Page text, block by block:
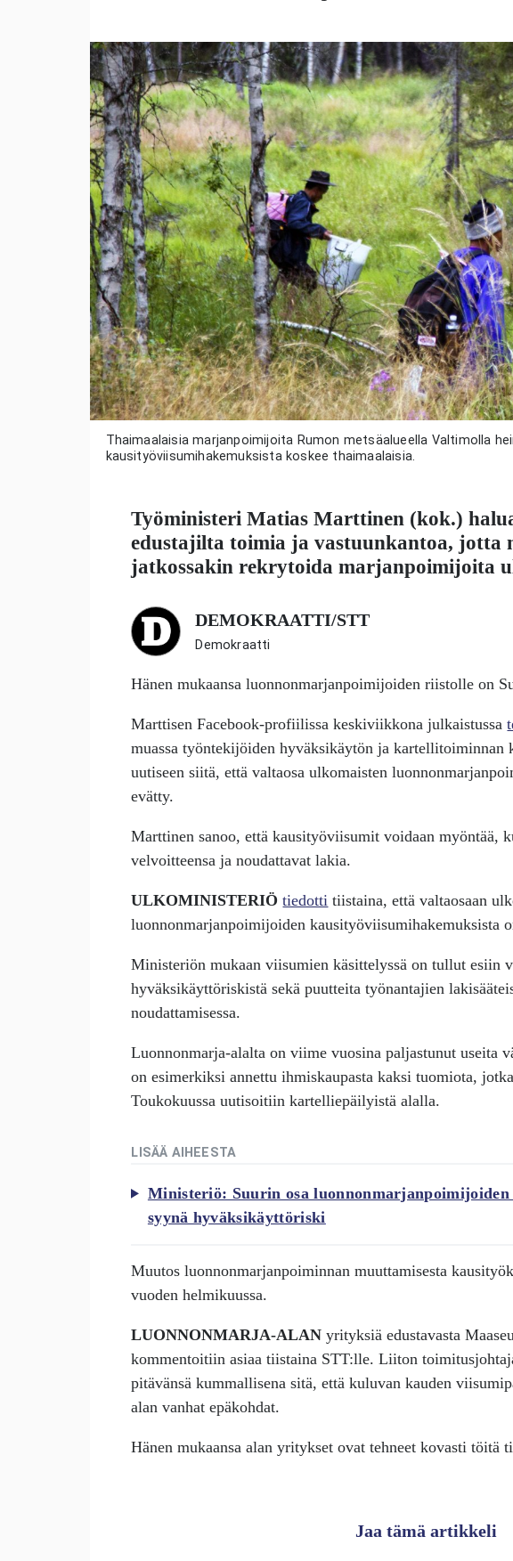
Thaimaalaisia marjanpoimijoita Rumon metsäalueella Valtimolla
kausityöviisumihakemuksista koskee thaimaalaisia.
TyöministeriMatias Marttinen (kok.)
edustajilta toimia ja vastuunkantoa, jotta
jatkossakin rekrytoida marjanpoimijoita
DEMOKRAATTI/STT
Demokraatti
Hänen mukaansa luonnonmarjanpoimijoiden riistolle on
Marttisen Facebook-profiilissa keskiviikkona julkaistussa
muassa työntekijöiden hyväksikäytön ja kartellitoiminnan
uutiseen siitä, että valtaosa ulkomaisten
evätty.
Marttinen sanoo, että kausityöviisumit voidaan myöntää,
velvoitteensa ja noudattavat lakia.
ULKOMINISTERIÖ tiedotti tiistaina, että valtaosaan
luonnonmarjanpoimijoiden kausityöviisumihakemuksista
Ministeriön mukaan viisumien käsittelyssä on tullut esiin
hyväksikäyttöriskistä sekä puutteita työnantajien
noudattamisessa.
Luonnonmarja-alalta on viime vuosina paljastunut useita
on esimerkiksi annettu ihmiskaupasta kaksi tuomiota,
Toukokuussa uutisoitiin kartelliepäilyistä alalla.
LISÄÄ AIHEESTA
Ministeriö: Suurin osa
syynä hyväksikäyttöriski
Muutos luonnonmarjanpoiminnan muuttamisesta
vuoden helmikuussa.
LUONNONMARJA-ALAN yrityksiä edustavasta
kommentoitiin asiaa tiistaina STT:lle. Liiton
pitävänsä kummallisena sitä, että kuluvan kauden
alan vanhat epäkohdat.
Hänen mukaansa alan yritykset ovat tehneet kovasti töitä
Jaa tämä artikkeli